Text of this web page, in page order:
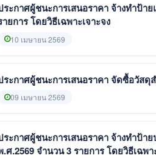
ระกาศผู้ชนะการเสนอราคา จ้างทำป้
รายการ โดยวิธีเฉพาะเจาะจง
10 เมษายน 2569
09 เมษายน 2569
ระกาศผู้ชนะการเสนอราคา จ้างทำป้า
พ.ศ.2569 จำนวน 3 รายการ